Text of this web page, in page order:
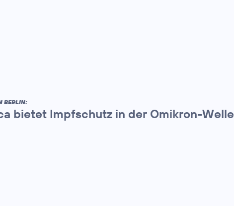
BERLIN:
bietet Impfschutz in der Omikron-Welle